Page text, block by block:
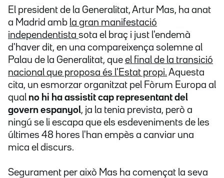
El president de la Generalitat, Artur Mas, ha anat
a Madrid amb la gran manifestació
independentista sota el braç i just l'endemà
d'haver dit, en una compareixença solemne al
Palau de la Generalitat, que el final de la transició
nacional que proposa és l'Estat propi. Aquesta
cita, un esmorzar organitzat pel Fòrum Europa al
qual no hi ha assistit cap representant del
govern espanyol, ja la tenia prevista, però a
ningú se li escapa que els esdeveniments de les
últimes 48 hores l'han empès a canviar una
mica el discurs.
Segurament per això Mas ha començat la seva